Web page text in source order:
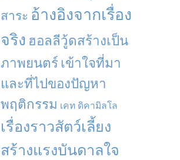
สาระ อ้างอิงจากเรื่อง
จริง ฮอลลีวู้ดสร้างเป็น
ภาพยนตร์ เข้าใจที่มา
และที่ไปของปัญหา
พฤติกรรม เคท ดิคามิลโล
เรื่องราวสัตว์เลี้ยง
สร้างแรงบันดาลใจ